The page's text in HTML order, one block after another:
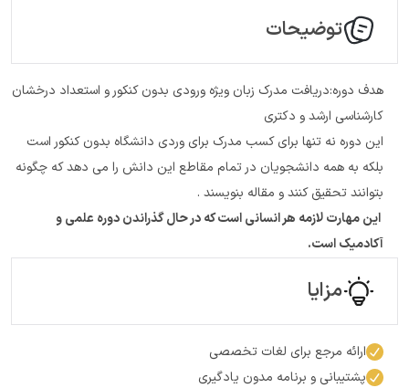
توضیحات
هدف دوره:دریافت مدرک زبان ویژه ورودی بدون کنکور و استعداد درخشان
کارشناسی ارشد و دکتری
این دوره نه تنها برای کسب مدرک برای وردی دانشگاه بدون کنکور است
بلکه به همه دانشجویان در تمام مقاطع این دانش را می دهد که چگونه
بتوانند تحقیق کنند و مقاله بنویسند .
این مهارت لازمه هر انسانی است که در حال گذراندن دوره علمی و
آکادمیک است.
مزایا
ارائه مرجع برای لغات تخصصی
پشتیبانی و برنامه مدون یادگیری